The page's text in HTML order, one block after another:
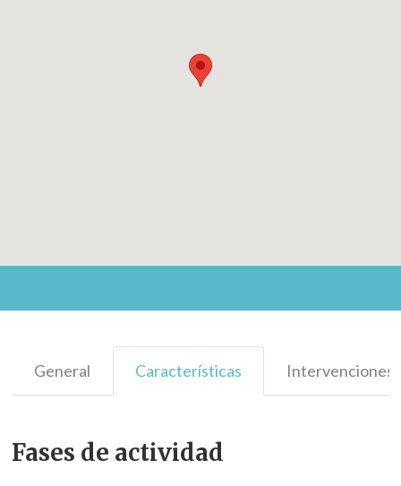
General Características Intervenciones
Fases de actividad